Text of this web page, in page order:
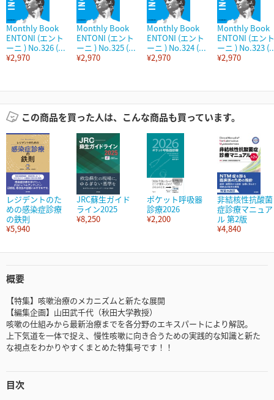
Monthly Book
ENTONI (エント
ーニ ) No.326 (...
¥2,970
Monthly Book
ENTONI (エント
ーニ ) No.325 (...
¥2,970
Monthly Book
ENTONI (エント
ーニ ) No.324 (...
¥2,970
Monthly Book
ENTONI (エント
ーニ ) No.323
¥2,970
この商品を買った人は、こんな商品も買っています。
レジデントのた
めの感染症診療
の鉄則
¥5,940
JRC蘇生ガイド
ライン2025
¥8,250
ポケット呼吸器
診療2026
¥2,200
非結核性抗酸菌
症診療マニュア
ル 第2版
¥4,840
概要
【特集】咳嗽治療のメカニズムと新たな展開
【編集企画】山田武千代（秋田大学教授）
咳嗽の仕組みから最新治療までを各分野のエキスパートにより解説。
上下気道を一体で捉え、慢性咳嗽に向き合うための実践的な知識と新た
な視点をわかりやすくまとめた特集号です！！
目次